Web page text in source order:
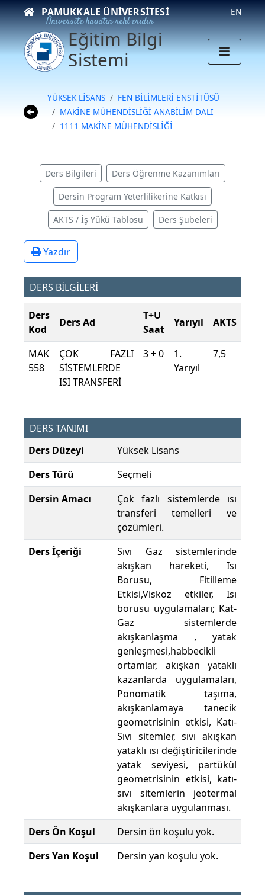
PAMUKKALE ÜNIVERSITESI
Üniversite hayatın rehberidir
EN
Eğitim Bilgi
Sistemi
YÜKSEK LİSANS
FEN BİLİMLERİ ENSTİTÜSÜ
MAKİNE MÜHENDİSLİĞİ ANABİLİM DALI
1111 MAKİNE MÜHENDİSLİĞİ
Ders Bilgileri Ders Öğrenme Kazanımları
Dersin Program Yeterlilikerine Katkısı
AKTS / İş Yükü Tablosu Ders Şubeleri
Yazdır
DERS BİLGİLERİ
Ders
Kod
Ders Ad
T+U
Saat
Yarıyıl AKTS
MAK
558
ÇOK FAZLI
SİSTEMLERDE
ISI TRANSFERİ
3 + 0
1.
Yarıyıl
7,5
DERS TANIMI
Ders Düzeyi
Yüksek Lisans
Ders Türü
Seçmeli
Dersin Amacı
Çok fazlı sistemlerde ısı
transferi temelleri ve
çözümleri.
Ders İçeriği
Sıvı Gaz sistemlerinde
akışkan hareketi, Isı
Borusu, Fitilleme
Etkisi,Viskoz etkiler, Isı
borusu uygulamaları; Kat-
Gaz sistemlerde
akışkanlaşma , yatak
genleşmesi,habbecikli
ortamlar, akışkan yataklı
kazanlarda uygulamaları,
Ponomatik taşıma,
akışkanlamaya tanecik
geometrisinin etkisi, Katı-
Sıvı sitemler, sıvı akışkan
yataklı ısı değiştiricilerinde
yatak seviyesi, partükül
geometrisinin etkisi, katı-
sıvı sitemlerin jeotermal
akışkanlara uygulanması.
Ders Ön Koşul
Dersin ön koşulu yok.
Ders Yan Koşul
Dersin yan koşulu yok.